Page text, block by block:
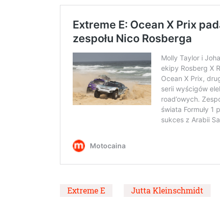
Extreme E Jutta Kleinschmidt